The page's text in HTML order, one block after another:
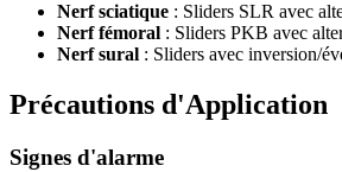
Nerf sciatique : Sliders SLR avec
Nerf fémoral : Sliders PKB avec
Nerf sural : Sliders avec inversion/
Précautions d'Application
Signes d'alarme